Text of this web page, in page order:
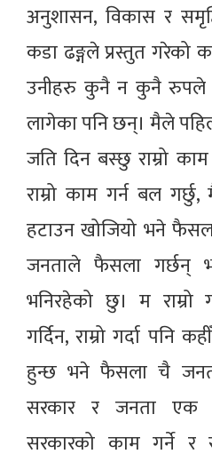
अनुशासन, विकास र
कडा ढङ्गले प्रस्तुत गरेको
उनीहरु कुनै न कुनै रुपले
लागेका पनि छन्। मैले
जति दिन बस्छु राम्रो
राम्रो काम गर्न बल गर्छु,
हटाउन खोजियो भने
जनताले फैसला गर्छन्
भनिरहेको छु। म राम्रो
गर्दिन, राम्रो गर्दा
हुन्छ भने फैसला चै
सरकार र जनता एक
सरकारको काम गर्ने र